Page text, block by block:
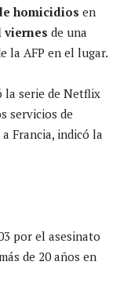
homicidios en
viernes de una
la AFP en el lugar.
la serie de Netflix
servicios de
Francia, indicó la